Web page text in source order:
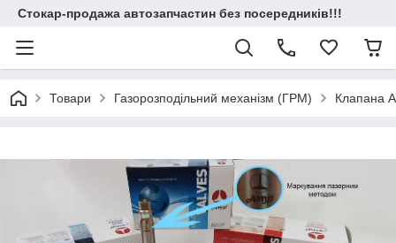
Стокар-продажа автозапчастин без посередників!!!
Товари Газорозподільний механізм (ГРМ) Клапана